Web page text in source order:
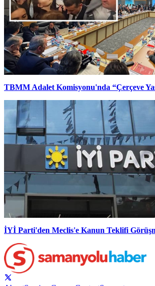
TBMM Adalet Komisyonu'nda “Çerçeve
İYİ Parti'den Meclis'e Kanun Teklifi